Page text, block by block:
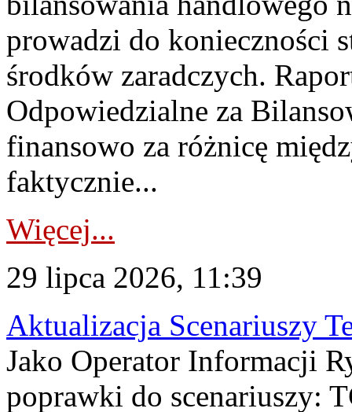
prowadzi do konieczności
środków zaradczych.
Odpowiedzialne za
finansowo za różnicę
faktycznie...
Więcej...
29 lipca 2026, 11:39
Aktualizacja Scenariuszy
Jako Operator Informacji
poprawki do scenariuszy: